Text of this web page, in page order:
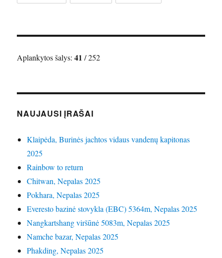
Aplankytos šalys:41 / 252
NAUJAUSI ĮRAŠAI
Klaipėda, Burinės jachtos vidaus vandenų kapitonas
2025
Rainbow to return
Chitwan, Nepalas 2025
Pokhara, Nepalas 2025
Everesto bazinė stovykla (EBC) 5364m, Nepalas 2025
Nangkartshang viršūnė 5083m, Nepalas 2025
Namche bazar, Nepalas 2025
Phakding, Nepalas 2025